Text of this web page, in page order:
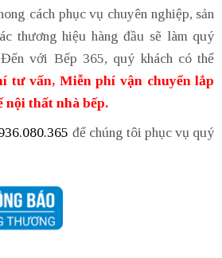
cách phục vụ chuyên nghiệp, sản
thương hiệu hàng đầu sẽ làm quý
với Bếp 365, quý khách có thể
tư vấn, Miễn phí vận chuyển lắp
nội thất nhà bếp.
để chúng tôi phục vụ quý